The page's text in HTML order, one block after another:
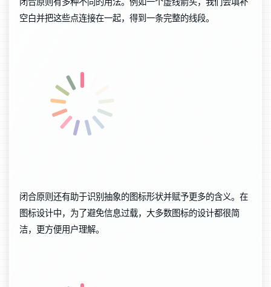
空白并把这些点连接在一起，得到一条完整的线段。
闭合原则还有助于识别抽象的图标形状并赋予更多的含义。在
图标设计中，为了避免信息过载，大多数图标的设计都很简
洁，更方便用户理解。